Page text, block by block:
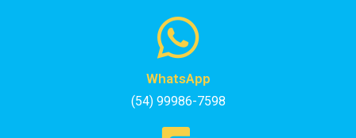
WhatsApp
(54) 99986-7598